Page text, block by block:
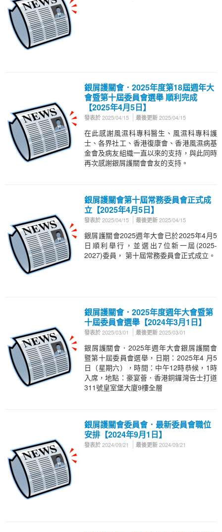
銀屑護關會．2025年度第18屆週年大
會暨第十屆委員會選舉 順利完成
【2025年4月5日】
發表於 2025/04/15 最後更新 2025/04/15
在此感謝風濕科專科醫生、風濕科專科護
士、各界社工、香港復康會、香港風濕病基
金會及病友組織一直以來的支持，與此同時
再次感謝銀屑護關會會友的支持。
銀屑護關會第十屆常務委員會正式成
立【2025年4月5日】
發表於 2025/04/15 最後更新 2025/04/15
銀屑護關會2025週年大會已於2025年4月5
日順利舉行，並選出7位新一屆(2025-
2027)委員， 第十屆常務委員會正式成立。
銀屑護關會．2025年度週年大會暨第
十屆委員會選舉【2024年3月1日】
發表於 2025/03/01 最後更新 2025/03/01
銀屑護關會．2025年週年大會銀屑護關會
暨第十屆委員會選舉，日期：2025年4 月5
日（星期六），時間：中午12時恭候，1時
入席，地點：豪宴薈．香港銅鑼灣告士打道
311號皇室堡大廈9樓全層
銀屑護關會委員會．最新委員會職位
安排【2024年9月1日】
發表於 2024/09/21 最後更新 2024/09/21